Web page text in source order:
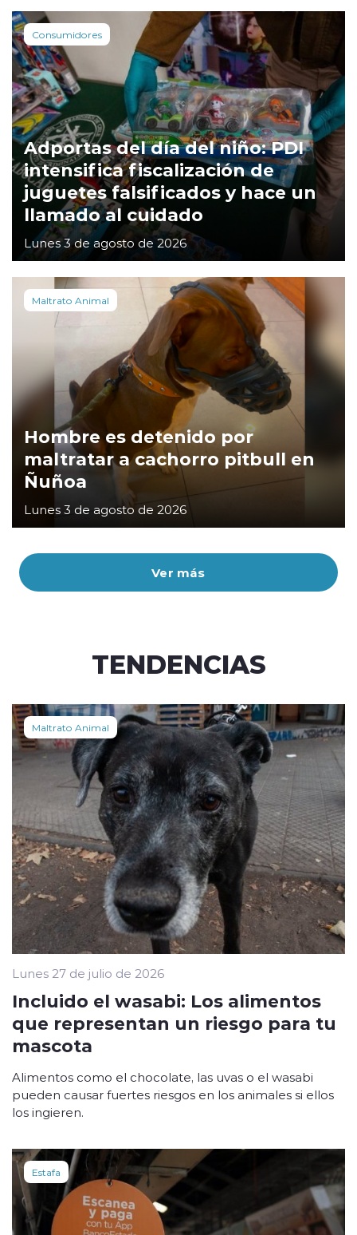
Ver más
Consumidores
Adportas del día del niño: PDI
intensifica fiscalización de
juguetes falsificados y hace un
llamado al cuidado
Lunes 3 de agosto de 2026
Maltrato Animal
Hombre es detenido por
maltratar a cachorro pitbull en
Ñuñoa
Lunes 3 de agosto de 2026
TENDENCIAS
Maltrato Animal
Lunes 27 de julio de 2026
Incluido el wasabi: Los alimentos
que representan un riesgo para tu
mascota
Alimentos como el chocolate, las uvas o el wasabi
pueden causar fuertes riesgos en los animales si ellos
los ingieren.
Estafa